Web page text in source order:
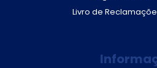
Livro de